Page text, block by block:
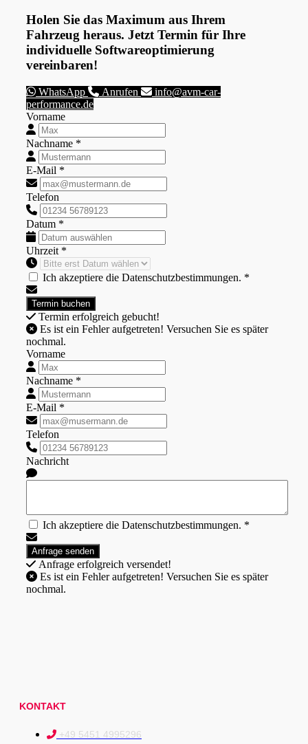
Holen Sie das Maximum aus Ihrem
Fahrzeug heraus. Jetzt Termin für Ihre
individuelle Softwareoptimierung
vereinbaren!
WhatsApp Anrufen
info@avm-car-
performance.de
Vorname
Nachname *
E-Mail *
Telefon
Datum *
Uhrzeit *
Ich akzeptiere die Datenschutzbestimmungen. *
Termin erfolgreich gebucht!
nochmal.
Vorname
Nachname *
E-Mail *
Telefon
Nachricht
Ich akzeptiere die Datenschutzbestimmungen. *
Anfrage erfolgreich versendet!
nochmal.
KONTAKT
+49 5451 4995296